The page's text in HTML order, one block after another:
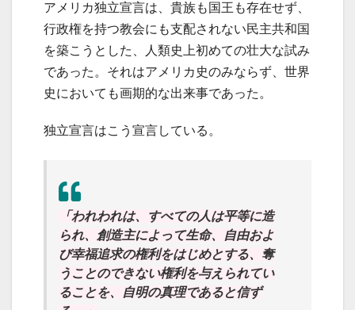
アメリカ独立宣言は、貴族も国王も存在せず、
行政権を持つ教会にも支配されない民主共和国
を築こうとした、人類史上初めての壮大な試み
であった。それはアメリカ史のみならず、世界
史においても画期的な出来事であった。
独立宣言はこう宣言している。
「われわれは、すべての人は平等に造
られ、創造主によって生命、自由およ
び幸福追求の権利をはじめとする、奪
うことのできない権利を与えられてい
ることを、自明の真理であると信ず